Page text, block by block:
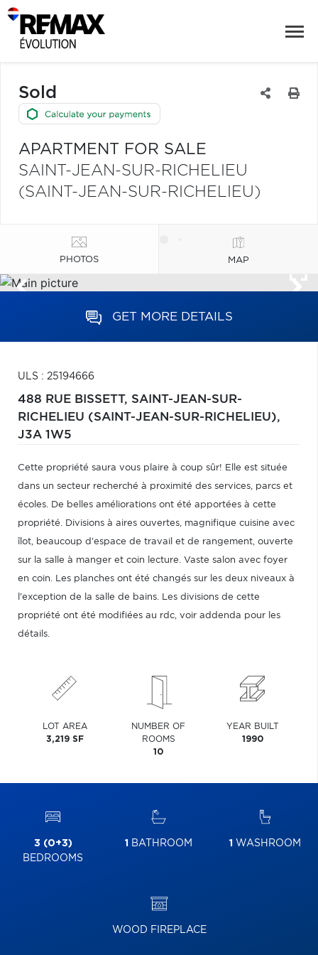
Sold
APARTMENT FOR SALE
SAINT-JEAN-SUR-RICHELIEU
(SAINT-JEAN-SUR-RICHELIEU)
PHOTOS MAP
GET MORE DETAILS
ULS : 25194666
488 RUE BISSETT, SAINT-JEAN-SUR-
RICHELIEU (SAINT-JEAN-SUR-RICHELIEU),
J3A 1W5
Cette propriété saura vous plaire à coup sûr! Elle est située
dans un secteur recherché à proximité des services, parcs et
écoles. De belles améliorations ont été apportées à cette
propriété. Divisions à aires ouvertes, magnifique cuisine avec
îlot, beaucoup d'espace de travail et de rangement, ouverte
sur la salle à manger et coin lecture. Vaste salon avec foyer
en coin. Les planches ont été changés sur les deux niveaux à
l'exception de la salle de bains. Les divisions de cette
propriété ont été modifiées au rdc, voir addenda pour les
détails.
LOT AREA
3,219 SF
NUMBER OF
ROOMS
10
YEAR BUILT
1990
3 (0+3)
BEDROOMS
1 BATHROOM 1 WASHROOM
WOOD FIREPLACE